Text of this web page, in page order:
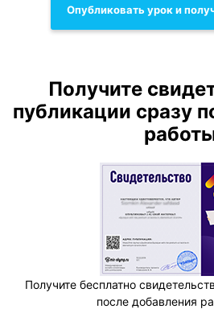
Опубликовать урок и
Получите
публикации сразу
Получите бесплатно
после добавления